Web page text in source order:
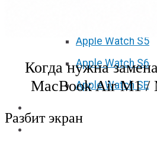
Apple Watch S5
Apple Watch S6
Apple Watch SE
Когда нужна
MacBook Air M1 /
Разбит экран